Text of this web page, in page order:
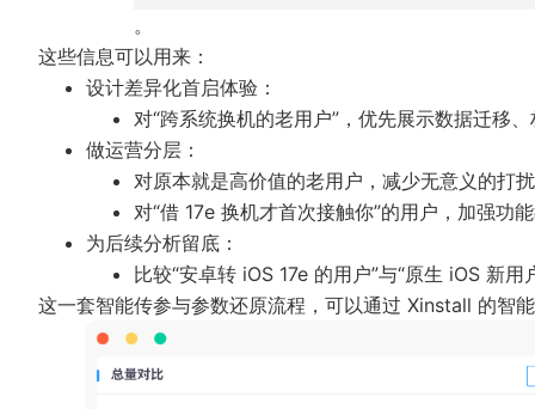
。
这些信息可以用来：
设计差异化首启体验：
对“跨系统换机的老用户”，优先展示数据迁移
做运营分层：
对原本就是高价值的老用户，减少无意义的打
对“借 17e 换机才首次接触你”的用户，加强功
为后续分析留底：
比较“安卓转 iOS 17e 的用户”与“原生 iOS 新
这一套智能传参与参数还原流程，可以通过 Xinstall 的智